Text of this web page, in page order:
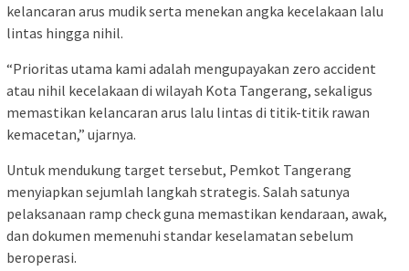
kelancaran arus mudik serta menekan angka kecelakaan lalu
lintas hingga nihil.
“Prioritas utama kami adalah mengupayakan zero accident
atau nihil kecelakaan di wilayah Kota Tangerang, sekaligus
memastikan kelancaran arus lalu lintas di titik-titik rawan
kemacetan,” ujarnya.
Untuk mendukung target tersebut, Pemkot Tangerang
menyiapkan sejumlah langkah strategis. Salah satunya
pelaksanaan ramp check guna memastikan kendaraan, awak,
dan dokumen memenuhi standar keselamatan sebelum
beroperasi.